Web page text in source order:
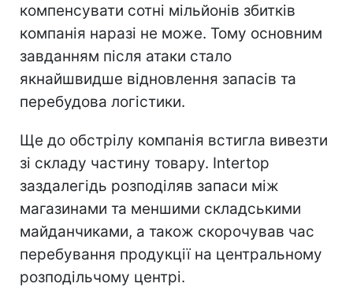
компенсувати сотні мільйонів збитків
компанія наразі не може. Тому основним
завданням після атаки стало
якнайшвидше відновлення запасів та
перебудова логістики.
Ще до обстрілу компанія встигла вивезти
зі складу частину товару. Intertop
заздалегідь розподіляв запаси між
магазинами та меншими складськими
майданчиками, а також скорочував час
перебування продукції на центральному
розподільчому центрі.